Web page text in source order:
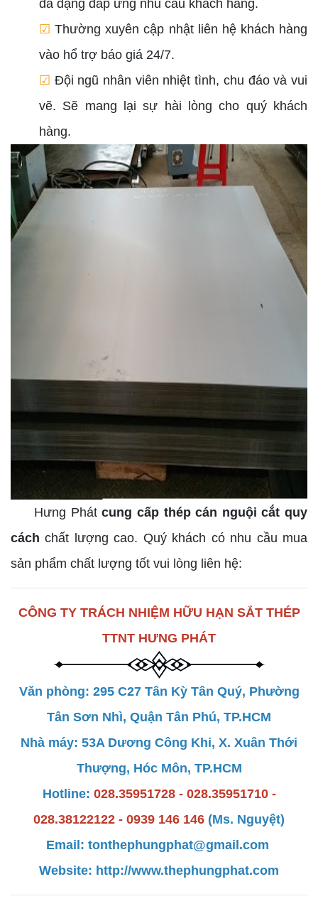
đa dạng đáp ứng nhu cầu khách hàng.
☑ Thường xuyên cập nhật liên hệ khách hàng
vào hổ trợ báo giá 24/7.
☑ Đội ngũ nhân viên nhiệt tình, chu đáo và vui
vẽ. Sẽ mang lại sự hài lòng cho quý khách
hàng.
Hưng Phátcung cấp thép cán nguội cắt quy
cách chất lượng cao. Quý khách có nhu cầu mua
sản phẩm chất lượng tốt vui lòng liên hệ:
CÔNG TY TRÁCH NHIỆM HỮU HẠN SẮT THÉP
TTNT HƯNG PHÁT
Văn phòng: 295 C27 Tân Kỳ Tân Quý, Phường
Tân Sơn Nhì, Quận Tân Phú, TP.HCM
Nhà máy: 53A Dương Công Khi, X. Xuân Thới
Thượng, Hóc Môn, TP.HCM
Hotline: 028.35951728 - 028.35951710 -
028.38122122 - 0939 146 146 (Ms. Nguyệt)
Email: tonthephungphat@gmail.com
Website: http://www.thephungphat.com